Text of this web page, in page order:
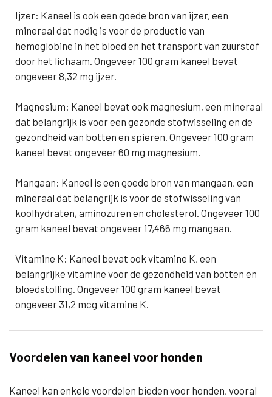
Ijzer: Kaneel is ook een goede bron van ijzer, een
mineraal dat nodig is voor de productie van
hemoglobine in het bloed en het transport van zuurstof
door het lichaam. Ongeveer 100 gram kaneel bevat
ongeveer 8,32 mg ijzer.
Magnesium: Kaneel bevat ook magnesium, een mineraal
dat belangrijk is voor een gezonde stofwisseling en de
gezondheid van botten en spieren. Ongeveer 100 gram
kaneel bevat ongeveer 60 mg magnesium.
Mangaan: Kaneel is een goede bron van mangaan, een
mineraal dat belangrijk is voor de stofwisseling van
koolhydraten, aminozuren en cholesterol. Ongeveer 100
gram kaneel bevat ongeveer 17,466 mg mangaan.
Vitamine K: Kaneel bevat ook vitamine K, een
belangrijke vitamine voor de gezondheid van botten en
bloedstolling. Ongeveer 100 gram kaneel bevat
ongeveer 31,2 mcg vitamine K.
Voordelen van kaneel voor honden
Kaneel kan enkele voordelen bieden voor honden, vooral